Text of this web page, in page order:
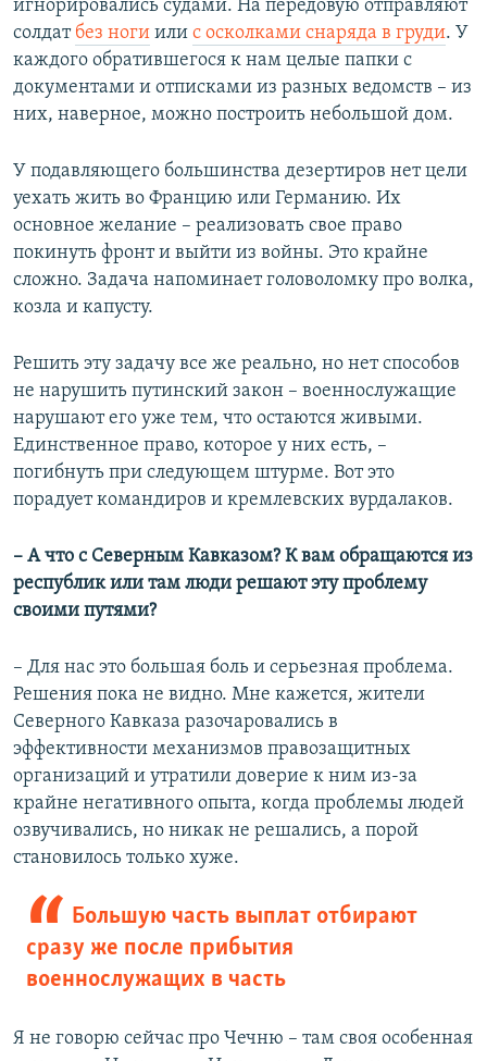
игнорировались судами. На передовую отправляют
солдат без ноги или с осколками снаряда в груди. У
каждого обратившегося к нам целые папки с
документами и отписками из разных ведомств – из
них, наверное, можно построить небольшой дом.
У подавляющего большинства дезертиров нет цели
уехать жить во Францию или Германию. Их
основное желание – реализовать свое право
покинуть фронт и выйти из войны. Это крайне
сложно. Задача напоминает головоломку про волка,
козла и капусту.
Решить эту задачу все же реально, но нет способов
не нарушить путинский закон – военнослужащие
нарушают его уже тем, что остаются живыми.
Единственное право, которое у них есть, –
погибнуть при следующем штурме. Вот это
порадует командиров и кремлевских вурдалаков.
– А что с Северным Кавказом? К вам обращаются из
республик или там люди решают эту проблему
своими путями?
– Для нас это большая боль и серьезная проблема.
Решения пока не видно. Мне кажется, жители
Северного Кавказа разочаровались в
эффективности механизмов правозащитных
организаций и утратили доверие к ним из-за
крайне негативного опыта, когда проблемы людей
озвучивались, но никак не решались, а порой
становилось только хуже.
Большую часть выплат отбирают
сразу же после прибытия
военнослужащих в часть
Я не говорю сейчас про Чечню – там своя особенная